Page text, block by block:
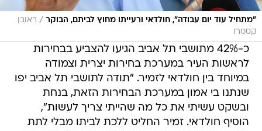
"מתחיל עוד יום עבודה", חולדאי ורעייתו מחוץ לביתם, הבוקר / ראובן
קסטרו
כ-42% מתושבי תל אביב הגיעו להצביע בבחירות
לראשות העיר במערכת בחירות יצרית וצמודה
במיוחד בין חולדאי לזמיר. "תודה לתושבי תל אביב יפו
שנתנו בי אמון במערכת הבחירות הזאת, בנחת
ובשקט עשיתי את כל מה שהייתי צריך לעשות",
הוסיף חולדאי. זמיר החליט ללכת לביתו מבלי לתת